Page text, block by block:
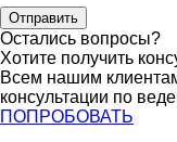
Отправить
Остались вопросы?
Хотите получить
Всем нашим
консультации по
ПОПРОБОВАТЬ